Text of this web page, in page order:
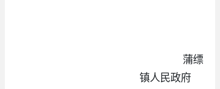
蒲缥
镇人民政府